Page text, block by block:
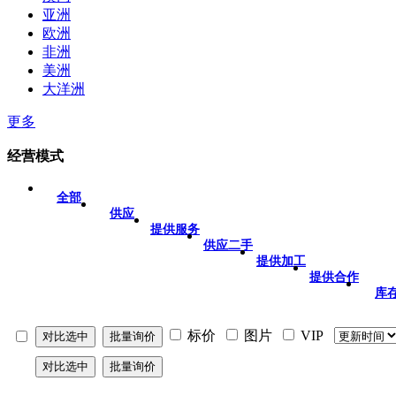
亚洲
欧洲
非洲
美洲
大洋洲
更多
经营模式
全部
供应
提供服务
供应二手
提供加工
提供合作
库
标价 图片 VIP